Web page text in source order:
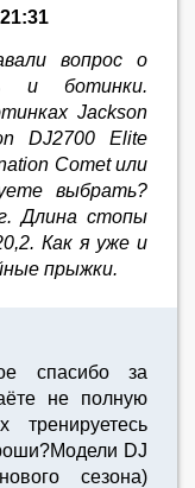
вопрос о
и ботинки.
Jackson
DJ2700 Elite
Comet или
выбрать?
Длина стопы
Как я уже и
прыжки.
спасибо за
не полную
тренируетесь
DJ
сезона)